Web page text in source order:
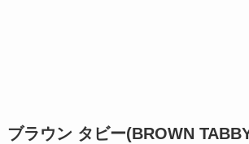
ブラウン タビー(BROWN